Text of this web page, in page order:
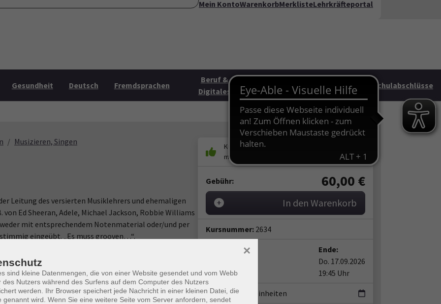
Über uns Mehr Angebote Öffnungszeiten Kontakt FAQ
Mein KontoWarenkorbMerklisteLehrkräfteportal
Gesundheit Deutsch Fremdsprachen
Beruf &
Digitales
Junge vhs &
Familie
HAG Schulabschlüsse
Musizieren, Singen
Leitung des versierten Musiklehrers und ehemaligen
von Ed Sheeran, Adele, Michael Jackson, Robbie Williams
mit entsprechendem Notenmaterial oder/und per
eingeübt. „Es muss grooven…“.
erforderlich.
Gebühr: 60,00 €
In den Warenkorb
Kursnummer: 2634
18:15 Uhr
Ende:
Do. 17.09.2026
19:45 Uhr
30 Unterrichtseinheiten
sind kleine Datenmengen, die von einer Website gesendet und vom Webb
des Nutzers während des Surfens auf dem Computer des Nutzers
werden. Ihr Browser speichert jede Nachricht in einer kleinen Datei, die
genannt wird. Wenn Sie eine weitere Seite vom Server anfordern, sendet
×